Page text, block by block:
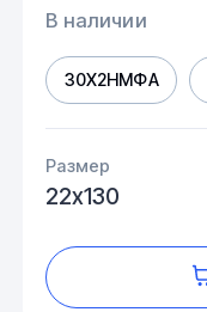
В наличии
30Х2НМФА
Размер
22х130